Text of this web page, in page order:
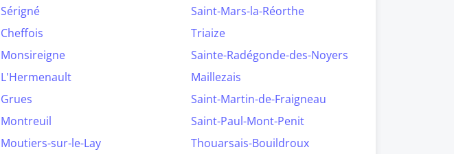
Sérigné
Saint-Mars-la-Réorthe
Cheffois
Triaize
Monsireigne
Sainte-Radégonde-des-Noyers
L'Hermenault
Maillezais
Grues
Saint-Martin-de-Fraigneau
Montreuil
Saint-Paul-Mont-Penit
Moutiers-sur-le-Lay Thouarsais-Bouildroux